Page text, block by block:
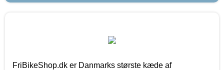
FriBikeShop.dk er Danmarks største kæde af